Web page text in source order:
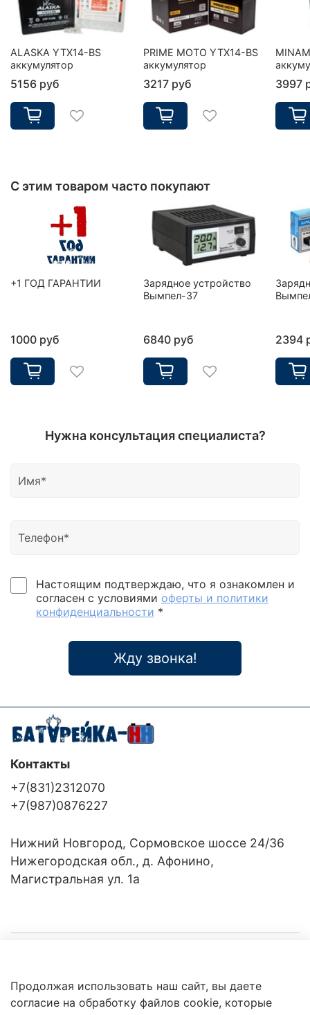
ALASKA YTX14-BS
аккумулятор
5156 руб
PRIME MOTO YTX14-BS
аккумулятор
3217 руб 3997
С этим товаром часто покупают
+1 ГОД ГАРАНТИИ
1000 руб
Зарядное устройство
Вымпел-37
6840 руб 2394
Нужна консультация специалиста?
Настоящим подтверждаю, что я ознакомлен и
согласен с условиями оферты и политики
конфиденциальности *
Жду звонка!
Клиентам
Контакты
+7(831)2312070
+7(987)0876227
Нижний Новгород, Сормовское шоссе 24/36
Нижегородская обл., д. Афонино,
Магистральная ул. 1а
Продолжая использовать наш сайт, вы даете
согласие на обработку файлов cookie, которые
обработки